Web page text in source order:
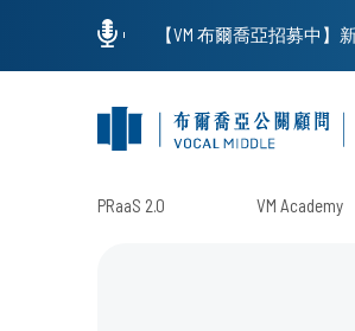
PRaaS 2.0 VM Academy